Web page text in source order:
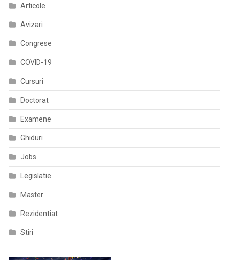
Trebui
100%
Articole
Avizari
Congrese
COVID-19
Cursuri
Doctorat
Examene
Ghiduri
Jobs
Legislatie
Master
Rezidentiat
Stiri